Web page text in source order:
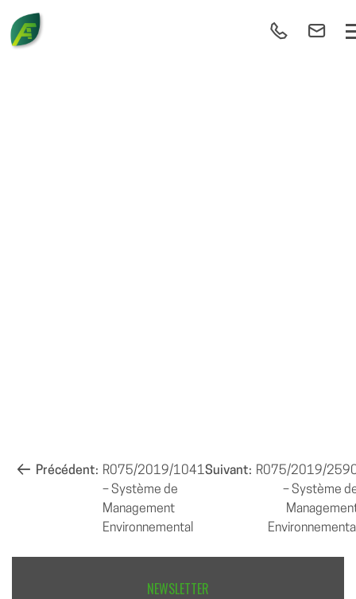
NAVIGATION
Précédent: R075/2019/1041
– Système de
Management
Environnemental
Suivant: R075/2019/
– Système
NEWSLETTER